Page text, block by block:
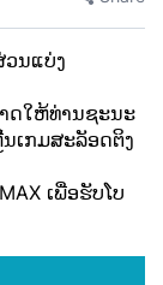
ວນແບ່ງ
ດໃຫ້ທ່ານຊະນະ
ເກມສະລັອດຕິງ
ເພື່ອຮັບໂບ